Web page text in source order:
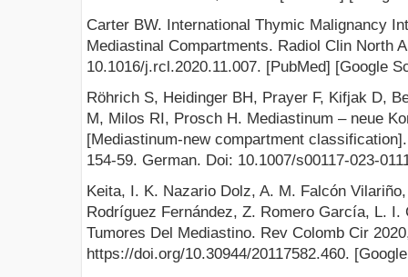
Carter BW. International Thymic Malignancy
Mediastinal Compartments. Radiol Clin North
10.1016/j.rcl.2020.11.007. [PubMed] [Google
Röhrich S, Heidinger BH, Prayer F, Kifjak D,
M, Milos RI, Prosch H. Mediastinum – neue
[Mediastinum-new compartment
154-59. German. Doi: 10.1007/s00117-023-
Keita, I. K. Nazario Dolz, A. M. Falcón
Rodríguez Fernández, Z. Romero García, L. I.
Tumores Del Mediastino. Rev Colomb Cir
https://doi.org/10.30944/20117582.460.